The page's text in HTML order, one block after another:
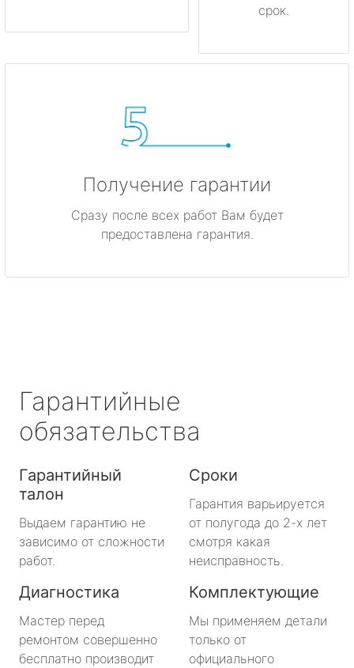
срок.
Получение гарантии
Сразу после всех работ Вам будет
предоставлена гарантия.
Гарантийные
обязательства
Гарантийный
талон
Выдаем гарантию не
зависимо от сложности
работ.
Сроки
Гарантия варьируется
от полугода до 2-х лет
смотря какая
неисправность.
Диагностика
Мастер перед
ремонтом совершенно
бесплатно производит
Комплектующие
Мы применяем детали
только от
официального